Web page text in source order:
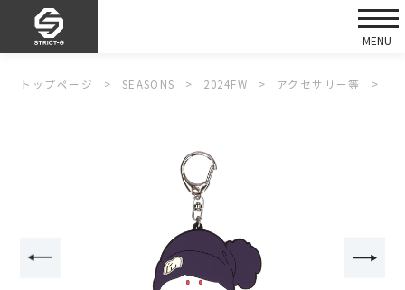
トップページ SEASONS 2024FW アクセサリー等